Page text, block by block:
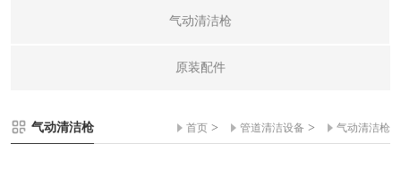
气动清洁枪
原装配件
气动清洁枪 首页 > 管道清洁设备 > 气动清洁枪